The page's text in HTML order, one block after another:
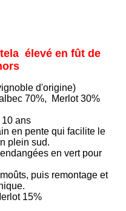
élevé en fût de
d'origine)
70%, Merlot 30%
10 ans
en pente qui facilite le
plein sud.
en vert pour
puis remontage et
15%